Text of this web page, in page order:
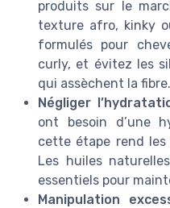
produits sur le
texture afro, kinky
formulés pour
curly, et évitez les
qui assèchent la fibre.
Négliger
ont besoin d’une
cette étape rend
Les huiles
essentiels pour
Manipulation